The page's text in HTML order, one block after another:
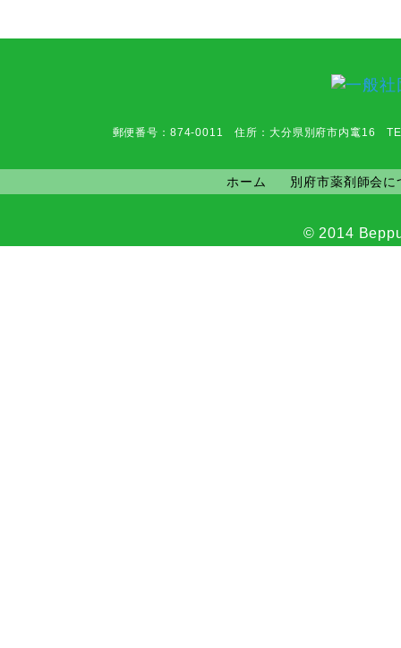
郵便番号：874-0011 住所：大分県別府市内竃16
ホーム 別府市薬剤師会に
© 2014